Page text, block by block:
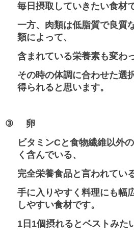
毎日摂取していきたい食材
一方、肉類は低脂質で良質
類によって、
含まれている栄養素も変わ
その時の体調に合わせた選
得られると思います。
③
卵
ビタミンCと食物繊維以外
く含んでいる、
完全栄養食品と言われてい
手に入りやすく料理にも幅
しやすい食材です。
1 日 1個摂れるとベストみた